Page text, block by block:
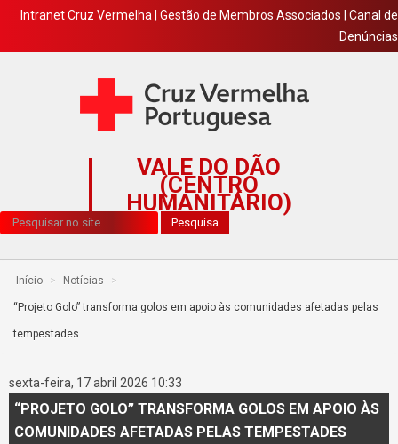
Intranet Cruz Vermelha Gestão de Membros Associados
Canal de
Denúncias
VALE DO DÃO
(CENTRO
HUMANITÁRIO)
Pesquisa... Pesquisa
Início > Notícias >
“Projeto Golo” transforma golos em apoio às comunidades afetadas pelas
tempestades
sexta-feira, 17 abril 2026 10:33
“PROJETO GOLO” TRANSFORMA GOLOS EM APOIO ÀS
COMUNIDADES AFETADAS PELAS TEMPESTADES